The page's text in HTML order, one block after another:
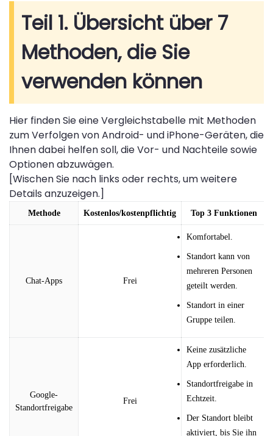
Teil 1. Übersicht über 7
Methoden, die Sie
verwenden können
Hier finden Sie eine Vergleichstabelle mit Methoden
zum Verfolgen von Android- und iPhone-Geräten, die
Ihnen dabei helfen soll, die Vor- und Nachteile sowie
Optionen abzuwägen.
[Wischen Sie nach links oder rechts, um weitere
Details anzuzeigen.]
Methode Kostenlos/kostenpflichtig Top 3 Funktionen
Chat-Apps Frei
Komfortabel.
Standort kann von
mehreren Personen
geteilt werden.
Standort in einer
Gruppe teilen.
Google-
Standortfreigabe
Frei
Keine zusätzliche
App erforderlich.
Standortfreigabe in
Echtzeit.
Der Standort bleibt
aktiviert, bis Sie ihn